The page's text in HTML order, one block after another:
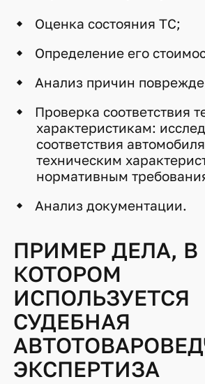
Оценка состояния ТС;
Определение его
Анализ причин
Проверка соответствия
характеристикам:
соответствия
техническим
нормативным
Анализ документации.
ПРИМЕР ДЕЛА, В
КОТОРОМ
ИСПОЛЬЗУЕТСЯ
СУДЕБНАЯ
ЭКСПЕРТИЗА